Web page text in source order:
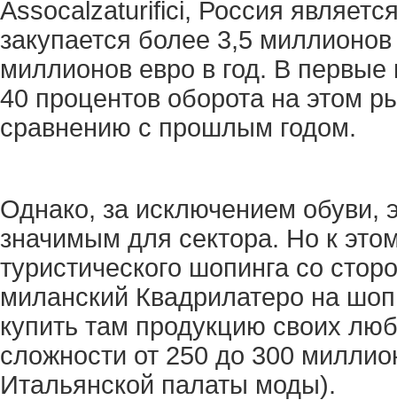
Assocalzaturifici, Россия
закупается более 3,5
миллионов евро в год. В
40 процентов оборота на этом
сравнению с прошлым годом.
Однако, за исключением обуви,
значимым для сектора. Но к
туристического шопинга со
миланский Квадрилатеро на
купить там продукцию своих
сложности от 250 до 300
Итальянской палаты моды).